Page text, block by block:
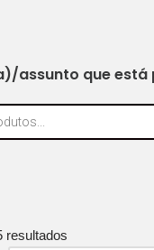
assunto que está
resultados